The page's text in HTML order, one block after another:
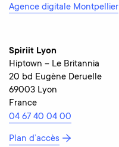
Agence digitale Montpellier
Spiriit Lyon
Hiptown – Le Britannia
20 bd Eugène Deruelle
69003 Lyon
France
04 67 40 04 00
Plan d’accès